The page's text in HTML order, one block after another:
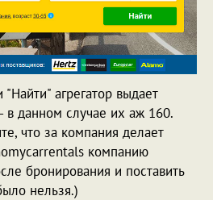
агрегатор выдает
в данном случае их аж 160.
что за компания делает
компанию
бронирования и поставить
нельзя.)